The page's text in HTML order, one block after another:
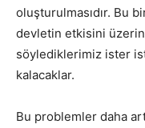
oluşturulmasıdır. Bu
devletin etkisini
söylediklerimiz ister
kalacaklar.
Bu problemler daha